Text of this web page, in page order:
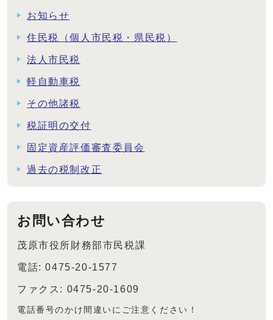
お知らせ
住民税（個人市民税・県民税）
法人市民税
軽自動車税
その他諸税
税証明の交付
固定資産評価審査委員会
過去の税制改正
お問い合わせ
茂原市役所財務部市民税課
電話: 0475-20-1577
ファクス: 0475-20-1609
電話番号のかけ間違いにご注意ください！